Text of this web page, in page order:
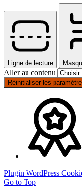
Ligne de lecture
Aller au contenu
Réinitialiser les
Plugin WordPress
Go to Top